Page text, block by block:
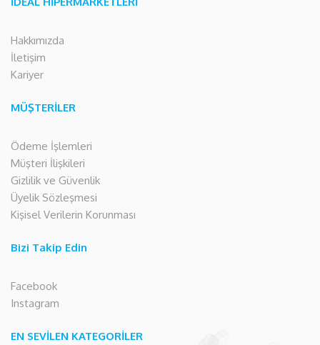
Hakkımızda
İletişim
Kariyer
MÜŞTERİLER
Ödeme İşlemleri
Müşteri İlişkileri
Gizlilik ve Güvenlik
Üyelik Sözleşmesi
Kişisel Verilerin Korunması
Bizi Takip Edin
Facebook
Instagram
EN SEVİLEN KATEGORİLER